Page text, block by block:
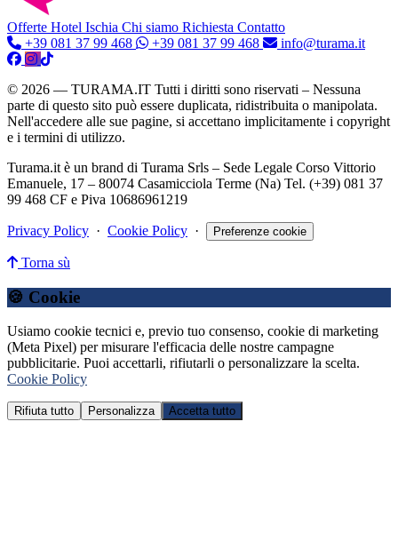
Offerte Hotel Ischia Chi siamo Richiesta Contatto
+39 081 37 99 468
+39 081 37 99 468 info@turama.it
© 2026 — TURAMA.IT Tutti i diritti sono riservati – Nessuna
parte di questo sito può essere duplicata, ridistribuita o manipolata.
Nell'accedere alle sue pagine, si accettano implicitamente i copyright
e i termini di utilizzo.
Turama.it è un brand di Turama Srls – Sede Legale Corso Vittorio
Emanuele, 17 – 80074 Casamicciola Terme (Na) Tel. (+39) 081 37
99 468 CF e Piva 10686961219
Privacy Policy · Cookie Policy · Preferenze cookie
Torna sù
🍪 Cookie
Usiamo cookie tecnici e, previo tuo consenso, cookie di marketing
(Meta Pixel) per misurare l'efficacia delle nostre campagne
pubblicitarie. Puoi accettarli, rifiutarli o personalizzare la scelta.
Cookie Policy
Rifiuta tutto Personalizza Accetta tutto